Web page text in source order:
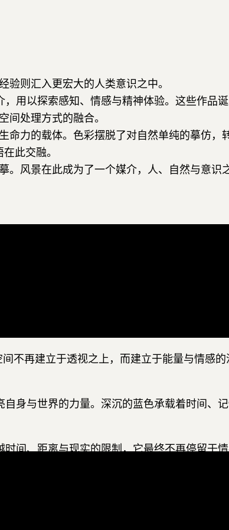
验则汇入更宏大的人类意识之中。
用以探索感知、情感与精神体验。这些作品
间处理方式的融合。
力的载体。色彩摆脱了对自然单纯的摹仿，
此交融。
风景在此成为了一个媒介，人、自然与意识
的精神力量，在沉静与辽阔之中持续扩散。
不再建立于透视之上，而建立于能量与情感
身与世界的力量。深沉的蓝色承载着时间、
间、距离与现实的限制，它最终不再停留于